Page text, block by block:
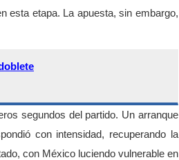
esta etapa. La apuesta, sin embargo,
segundos del partido. Un arranque
con intensidad, recuperando la
con México luciendo vulnerable en